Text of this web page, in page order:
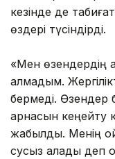
кезінде де
өздері түсіндірді.
«Мен өзендердің
алмадым.
бермеді. Өзендер
арнасын кеңейту
жабылды. Менің
сусыз қалады